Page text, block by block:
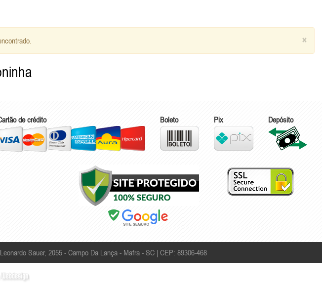
×
de crédito Boleto Pix Depósito
Sauer, 2055 - Campo Da Lança - Mafra - SC | CEP: 89306-468